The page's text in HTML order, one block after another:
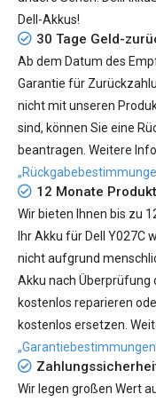
Dell-Akkus!
30 Tage Geld-
Ab dem Datum des
Garantie für
nicht mit unseren
sind, können Sie eine
beantragen. Weitere
12 Monate
Wir bieten Ihnen bis zu
IhrAkku für Dell Y027C
nicht aufgrund
Akku nach Überprüfung
kostenlos reparieren
kostenlos ersetzen.
Wir legen großen Wert